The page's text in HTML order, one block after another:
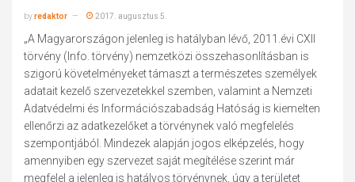
byredaktor 2017. augusztus 5.
„A Magyarországon jelenleg is hatályban lévő, 2011.évi CXII
törvény (Info. törvény) nemzetközi összehasonlításban is
szigorú követelményeket támaszt a természetes személyek
adatait kezelő szervezetekkel szemben, valamint a Nemzeti
Adatvédelmi és Információszabadság Hatóság is kiemelten
ellenőrzi az adatkezelőket a törvénynek való megfelelés
szempontjából. Mindezek alapján jogos elképzelés, hogy
amennyiben egy szervezet saját megítélése szerint már
megfelel a jelenleg is hatályos törvénynek, úgy a területet